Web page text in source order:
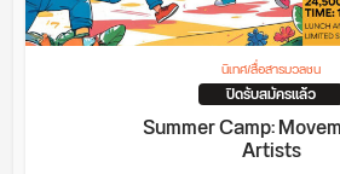
นิเทศ/สื่อสารมวลชน
ปิดรับสมัครแล้ว
Summer Camp:
Artists